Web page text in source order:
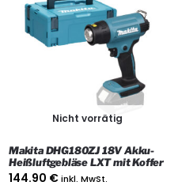
Nicht vorrätig
Makita DHG180ZJ 18V Akku-
Heißluftgebläse LXT mit Koffer
144.90 €inkl. MwSt.